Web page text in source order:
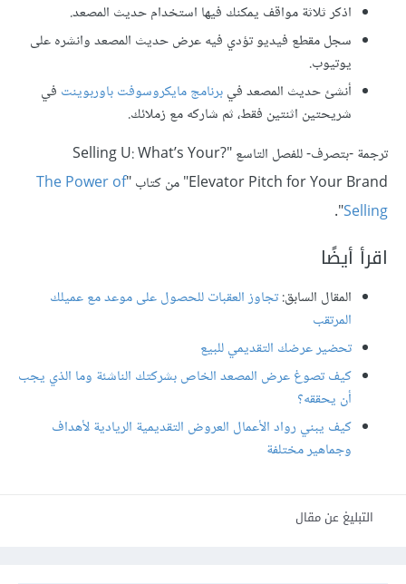
اذكر ثلاثة مواقف يمكنك فيها استخدام حديث المصعد.
سجل مقطع فيديو تؤدي فيه عرض حديث المصعد وانشره على
يوتيوب.
أنشئ حديث المصعد فيبرنامج مايكروسوفت باوربوينت في
شريحتين اثنتين فقط، ثم شاركه مع زملائك.
ترجمة -بتصرف- للفصل التاسع "?Selling U: What’s Your
Elevator Pitch for Your Brand" من كتاب "
The Power of
Selling
".
اقرأ أيضًا
المقال السابق:تجاوز العقبات للحصول على موعد مع عميلك
المرتقب
تحضير عرضك التقديمي للبيع
كيف تصوغ عرض المصعد الخاص بشركتك الناشئة وما الذي يجب
أن يحققه؟
كيف يبني رواد الأعمال العروض التقديمية الريادية لأهداف
وجماهير مختلفة
التبليغ عن مقال